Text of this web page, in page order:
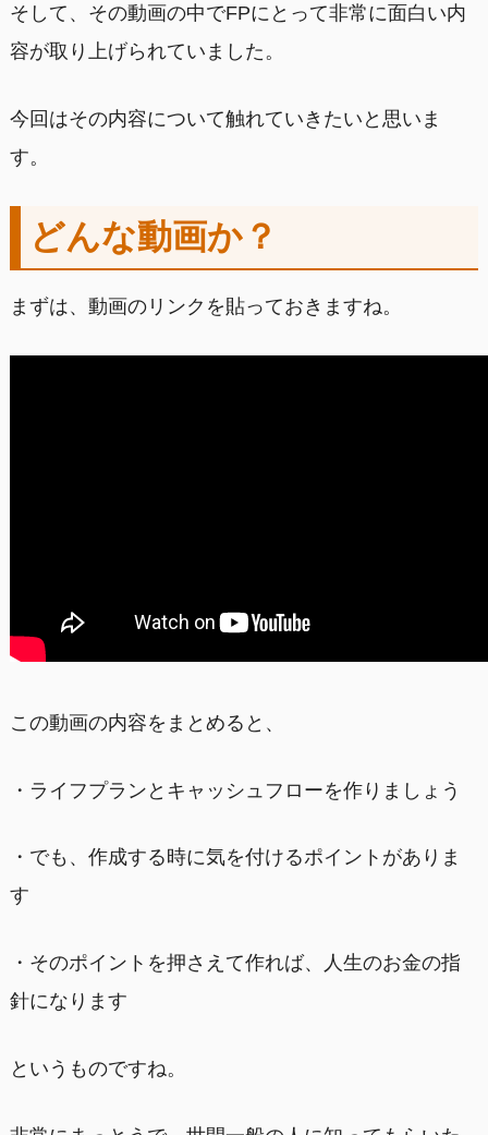
そして、その動画の中でFPにとって非常に面白い内
容が取り上げられていました。
今回はその内容について触れていきたいと思いま
す。
どんな動画か？
まずは、動画のリンクを貼っておきますね。
この動画の内容をまとめると、
・ライフプランとキャッシュフローを作りましょう
・でも、作成する時に気を付けるポイントがありま
す
・そのポイントを押さえて作れば、人生のお金の指
針になります
というものですね。